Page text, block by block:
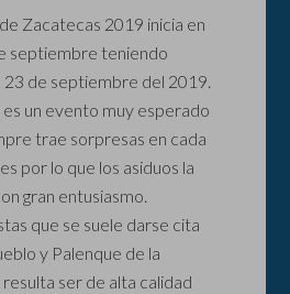
Zacatecas 2019 inicia en
septiembre teniendo
23 de septiembre del 2019.
un evento muy esperado
trae sorpresas en cada
por lo que los asiduos la
gran entusiasmo.
que se suele darse cita
y Palenque de la
ser de alta calidad